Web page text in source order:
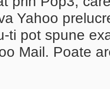
Yahoo
ti pot spune
Mail. Poate